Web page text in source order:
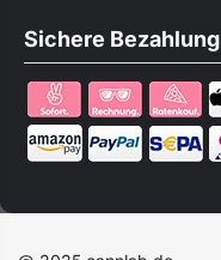
Sichere Bezahlung